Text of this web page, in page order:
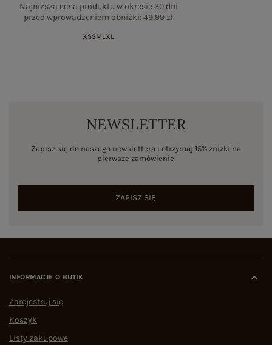
Najniższa cena produktu w okresie 30 dni
przed wprowadzeniem obniżki:49,99 zł
XSSMLXL
NEWSLETTER
Zapisz się do naszego newslettera i otrzymaj 15% zniżki na
pierwsze zamówienie
ZAPISZ SIĘ
INFORMACJE O BUTIK
Zarejestruj się
Koszyk
Listy zakupowe